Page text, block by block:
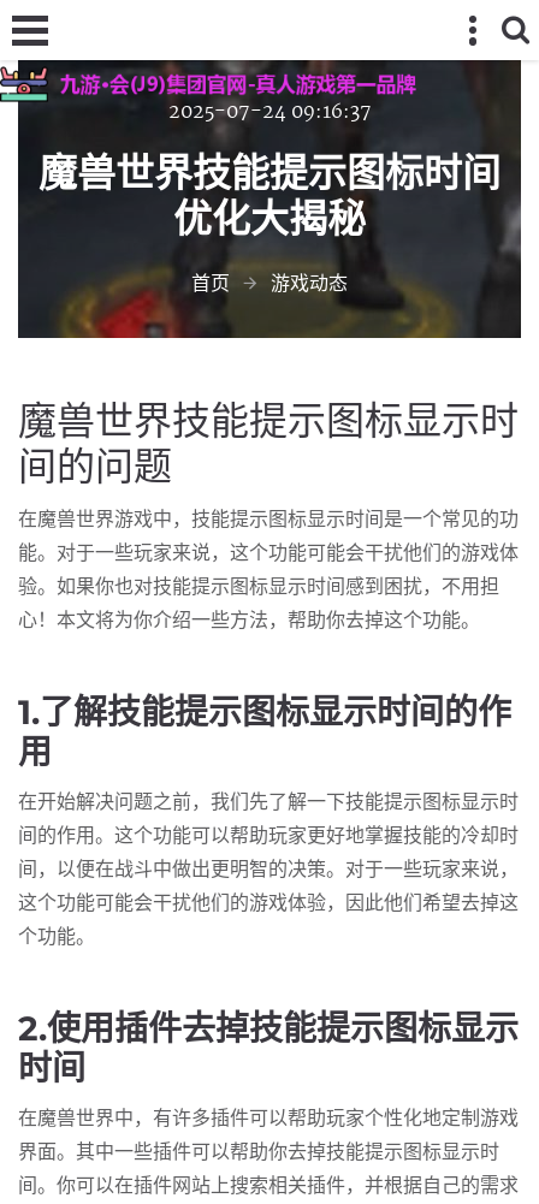
2025-07-24 09:16:37
魔兽世界技能提示图标时间
优化大揭秘
首页 游戏动态
魔兽世界技能提示图标显示时
间的问题
在魔兽世界游戏中，技能提示图标显示时间是一个常见的功
能。对于一些玩家来说，这个功能可能会干扰他们的游戏体
验。如果你也对技能提示图标显示时间感到困扰，不用担
心！本文将为你介绍一些方法，帮助你去掉这个功能。
1.了解技能提示图标显示时间的作
用
在开始解决问题之前，我们先了解一下技能提示图标显示时
间的作用。这个功能可以帮助玩家更好地掌握技能的冷却时
间，以便在战斗中做出更明智的决策。对于一些玩家来说，
这个功能可能会干扰他们的游戏体验，因此他们希望去掉这
个功能。
2.使用插件去掉技能提示图标显示
时间
在魔兽世界中，有许多插件可以帮助玩家个性化地定制游戏
界面。其中一些插件可以帮助你去掉技能提示图标显示时
间。你可以在插件网站上搜索相关插件，并根据自己的需求